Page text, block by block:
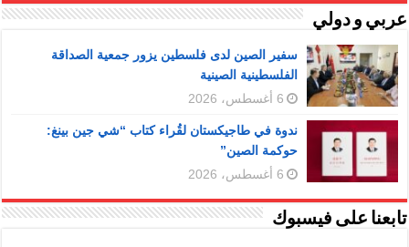
عربي و دولي
سفير الصين لدى فلسطين يزور جمعية الصداقة
الفلسطينية الصينية
6 أغسطس، 2026
ندوة في طاجيكستان لقُراء كتاب “شي جين بينغ:
حوكمة الصين”
6 أغسطس، 2026
تابعنا على فيسبوك